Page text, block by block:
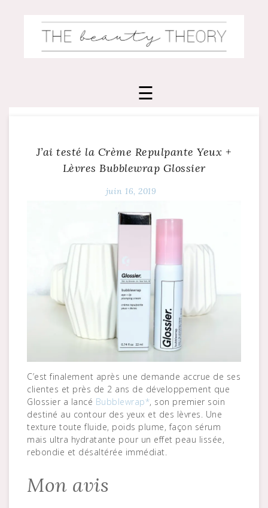
J’ai testé la Crème Repulpante Yeux +
Lèvres Bubblewrap Glossier
juin 16, 2019
C’est finalement après une demande accrue de ses
clientes et près de 2 ans de développement que
Glossier a lancé Bubblewrap*, son premier soin
destiné au contour des yeux et des lèvres. Une
texture toute fluide, poids plume, façon sérum
mais ultra hydratante pour un effet peau lissée,
rebondie et désaltérée immédiat.
Mon avis